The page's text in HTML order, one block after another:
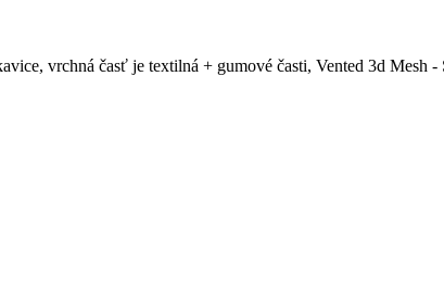
vrchná časť je textilná + gumové časti, Vented 3d